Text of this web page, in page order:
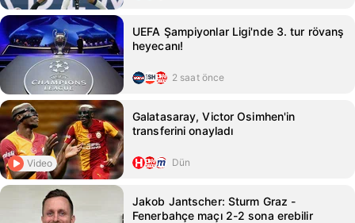
UEFA Şampiyonlar Ligi'nde 3. tur rövanş
heyecanı!
2 saat önce
Video
Galatasaray, Victor Osimhen'in
transferini onayladı
Dün
Jakob Jantscher: Sturm Graz -
Fenerbahçe maçı 2-2 sona erebilir